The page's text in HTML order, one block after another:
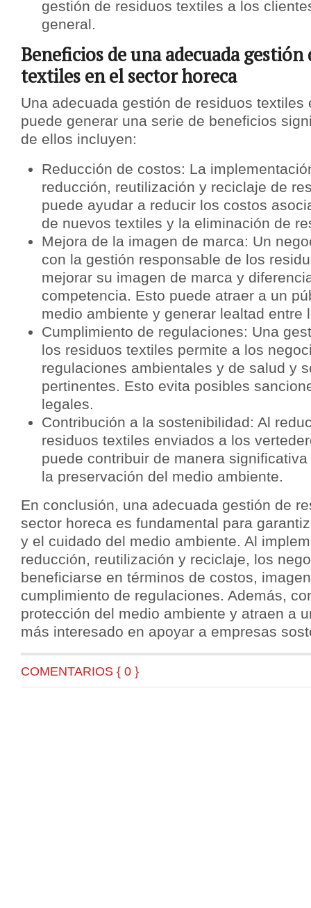
gestión de residuos textiles a los
general.
Beneficios de una adecuada gestión
textiles en el sector horeca
Una adecuada gestión de residuos textiles
puede generar una serie de beneficios
de ellos incluyen:
Reducción de costos: La
reducción, reutilización y reciclaje de
puede ayudar a reducir los costos
de nuevos textiles y la eliminación de
Mejora de la imagen de marca: Un
con la gestión responsable de los
mejorar su imagen de marca y
competencia. Esto puede atraer a un
medio ambiente y generar lealtad entre
Cumplimiento de regulaciones: Una
los residuos textiles permite a los
regulaciones ambientales y de salud y
pertinentes. Esto evita posibles
legales.
Contribución a la sostenibilidad: Al
residuos textiles enviados a los
puede contribuir de manera
la preservación del medio ambiente.
En conclusión, una adecuada gestión de
sector horeca es fundamental para
y el cuidado del medio ambiente. Al
reducción, reutilización y reciclaje, los
beneficiarse en términos de costos,
cumplimiento de regulaciones. Además,
protección del medio ambiente y atraen a
más interesado en apoyar a empresas
COMENTARIOS { 0 }